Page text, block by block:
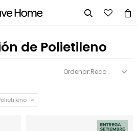

de Polietileno
Recomendados